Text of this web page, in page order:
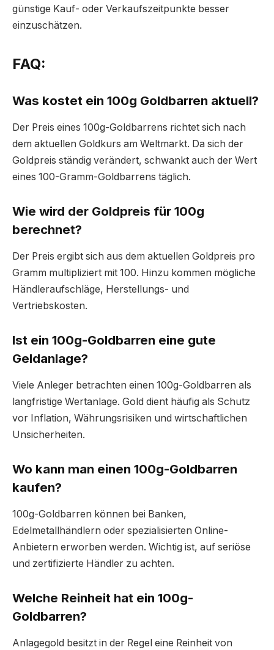
günstige Kauf- oder Verkaufszeitpunkte besser
einzuschätzen.
FAQ:
Was kostet ein 100g Goldbarren aktuell?
Der Preis eines 100g-Goldbarrens richtet sich nach
dem aktuellen Goldkurs am Weltmarkt. Da sich der
Goldpreis ständig verändert, schwankt auch der Wert
eines 100-Gramm-Goldbarrens täglich.
Wie wird der Goldpreis für 100g
berechnet?
Der Preis ergibt sich aus dem aktuellen Goldpreis pro
Gramm multipliziert mit 100. Hinzu kommen mögliche
Händleraufschläge, Herstellungs- und
Vertriebskosten.
Ist ein 100g-Goldbarren eine gute
Geldanlage?
Viele Anleger betrachten einen 100g-Goldbarren als
langfristige Wertanlage. Gold dient häufig als Schutz
vor Inflation, Währungsrisiken und wirtschaftlichen
Unsicherheiten.
Wo kann man einen 100g-Goldbarren
kaufen?
100g-Goldbarren können bei Banken,
Edelmetallhändlern oder spezialisierten Online-
Anbietern erworben werden. Wichtig ist, auf seriöse
und zertifizierte Händler zu achten.
Welche Reinheit hat ein 100g-
Goldbarren?
Anlagegold besitzt in der Regel eine Reinheit von